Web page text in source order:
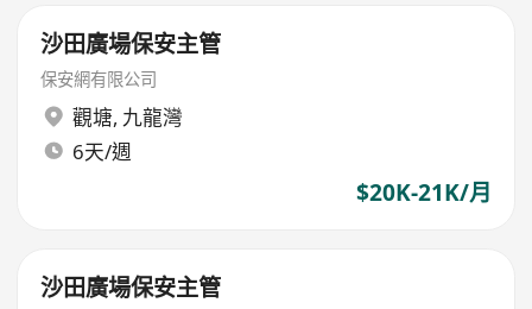
沙田廣場保安主管
保安網有限公司
觀塘, 九龍灣
6天/週
$20K-21K/月
沙田廣場保安主管